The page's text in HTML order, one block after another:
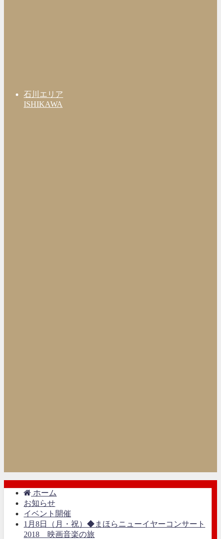
石川エリア
ISHIKAWA
ホーム
お知らせ
イベント開催
1月8日（月・祝）◆まほらニューイヤーコンサート
2018 映画音楽の旅